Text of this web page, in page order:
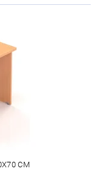
CM